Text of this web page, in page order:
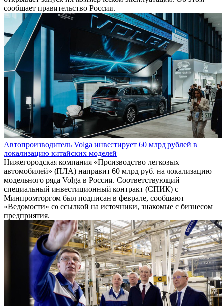
сообщает правительство России.
Автопроизводитель Volga инвестирует 60 млрд рублей в
локализацию китайских моделей
Нижегородская компания «Производство легковых
автомобилей» (ПЛА) направит 60 млрд руб. на локализацию
модельного ряда Volga в России. Соответствующий
специальный инвестиционный контракт (СПИК) с
Минпромторгом был подписан в феврале, сообщают
«Ведомости» со ссылкой на источники, знакомые с бизнесом
предприятия.